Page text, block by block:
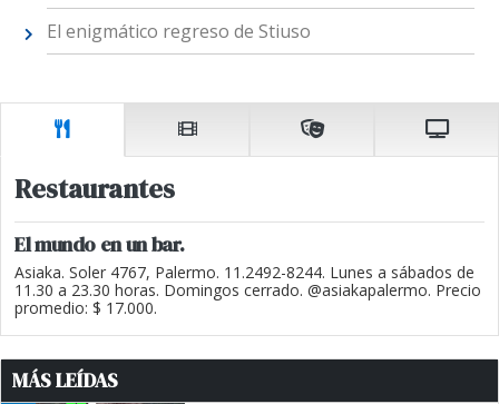
El enigmático regreso de Stiuso
Restaurantes
El mundo en un bar.
Asiaka. Soler 4767, Palermo. 11.2492-8244. Lunes a sábados de
11.30 a 23.30 horas. Domingos cerrado. @asiakapalermo. Precio
promedio: $ 17.000.
MÁS LEÍDAS